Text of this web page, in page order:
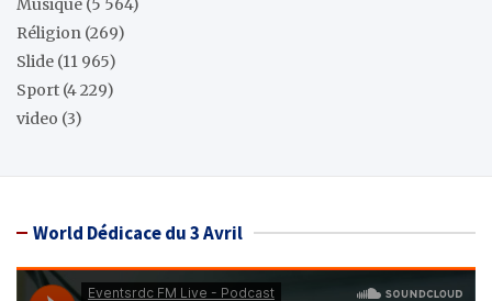
Musique (5 564)
Réligion (269)
Slide (11 965)
Sport (4 229)
video (3)
World Dédicace du 3 Avril